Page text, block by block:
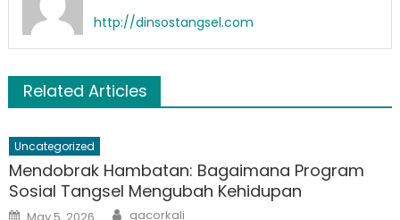
http://dinsostangsel.com
Related Articles
Uncategorized
Mendobrak Hambatan: Bagaimana Program
Sosial Tangsel Mengubah Kehidupan
Posted
May 5, 2026 Author
gacorkali